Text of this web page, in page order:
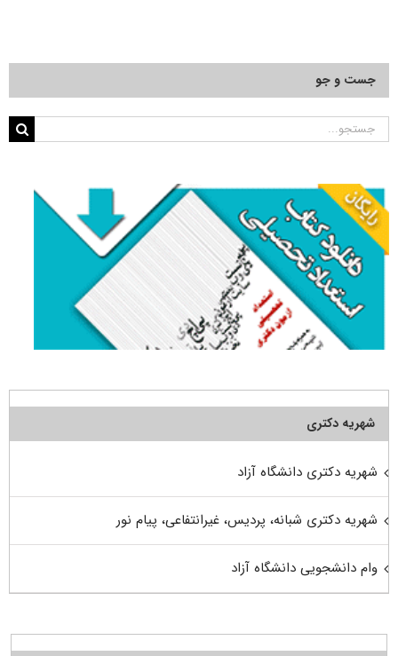
آزمون
ریززیست
فناوری
جست و جو
جستجو
شهریه دکتری
شهریه دکتری دانشگاه آزاد
شهریه دکتری شبانه، پردیس، غیرانتفاعی، پیام نور
وام دانشجویی دانشگاه آزاد